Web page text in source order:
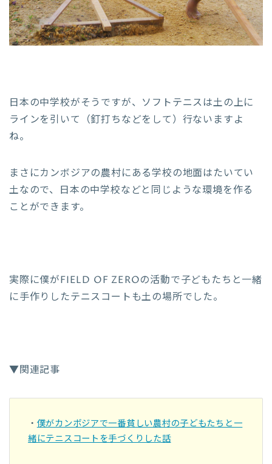
日本の中学校がそうですが、ソフトテニスは土の上に
ラインを引いて（釘打ちなどをして）行ないますよ
ね。
まさにカンボジアの農村にある学校の地面はたいてい
土なので、日本の中学校などと同じような環境を作る
ことができます。
実際に僕がFIELD OF ZEROの活動で子どもたちと一緒
に手作りしたテニスコートも土の場所でした。
▼関連記事
・僕がカンボジアで一番貧しい農村の子どもたちと一
緒にテニスコートを手づくりした話